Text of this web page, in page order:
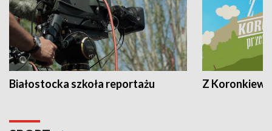
Białostocka szkoła reportażu Z